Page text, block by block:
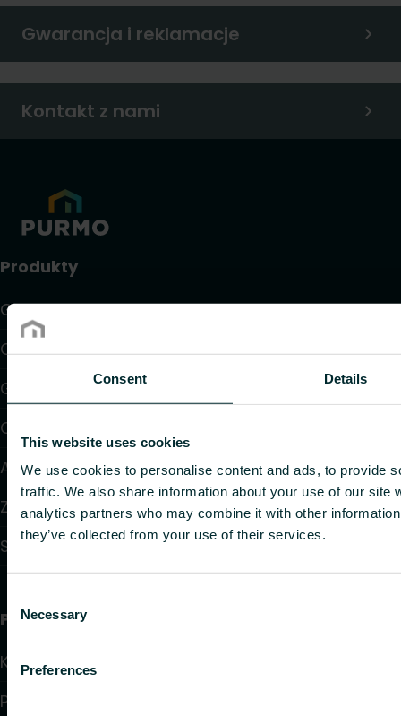
Consent Details
This website uses cookies
We use cookies to personalise content and ads, to provide
traffic. We also share information about your use of our site
analytics partners who may combine it with other
they’ve collected from your use of their services.
Selection
Necessary
Preferences
Gwarancja i reklamacje
Kontakt z nami
Produkty
Grzejniki
Ogrzewanie i chłodzenie podłogowe
Grzejniki konwektorowe i klimakonwektory
Ogrzewanie elektryczne
Automatyka
Zawory i głowice termostatyczne
Systemy instalacyjne
Przydatne linki
Kalkulatory doboru produktów
Pliki do pobrania